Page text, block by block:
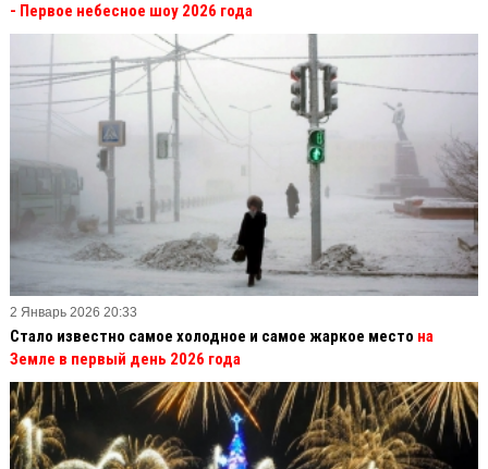
- Первое небесное шоу 2026 года
2 Январь 2026 20:33
Стало известно самое холодное и самое жаркое место на
Земле в первый день 2026 года